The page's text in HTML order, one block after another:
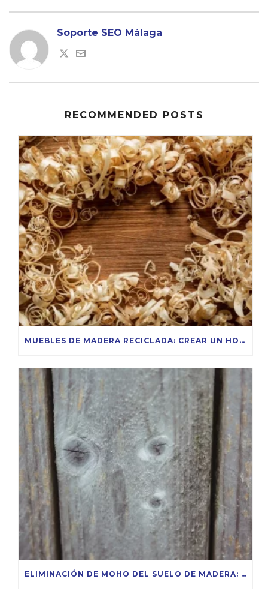
Soporte SEO Málaga
RECOMMENDED POSTS
MUEBLES DE MADERA RECICLADA: CREAR UN HOGAR SOSTENIBLE Y CON ESTILO
ELIMINACIÓN DE MOHO DEL SUELO DE MADERA: CONSEJOS Y MÉTODOS SEGUROS